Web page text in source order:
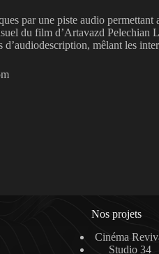
par une piste audio
du film d’Artavazd Pelechian
mêlant les
Nos projets
Cinéma
Studio 34